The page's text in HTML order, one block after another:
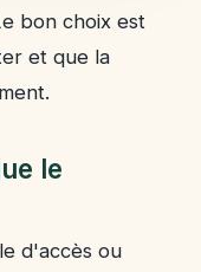
?
?
bon choix est
et que la
le
d'accès ou